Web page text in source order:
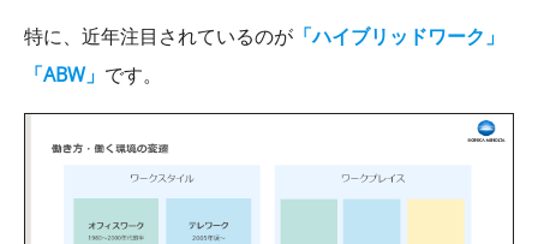
特に、近年注目されているのが 「ハイブリッドワーク」
「ABW」 です。